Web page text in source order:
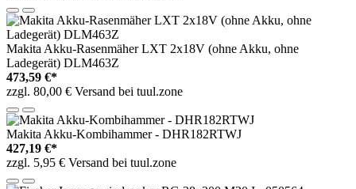
Makita Akku-Rasenmäher LXT 2x18V (ohne Akku, ohne
Ladegerät) DLM463Z
473,59 €*
zzgl. 80,00 € Versand bei tuul.zone
Makita Akku-Kombihammer - DHR182RTWJ
427,19 €*
zzgl. 5,95 € Versand bei tuul.zone